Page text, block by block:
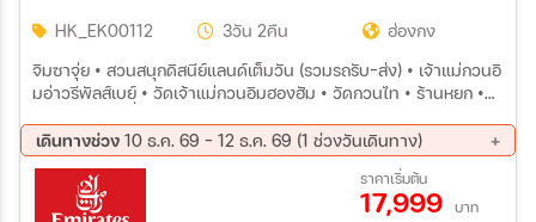
HK_EK00112 3วัน 2คืน
ฮ่องกง
จิมซาจุ่ย • สวนสนุกดิสนีย์แลนด์เต็มวัน (รวมรถรับ-ส่ง) • เจ้าแม่กวนอิ
มอ่าวรีพัลส์เบย์ • วัดเจ้าแม่กวนอิมฮองฮัม • วัดกวนไท • ร้านหยก •
เดินทางช่วง 10 ธ.ค. 69 - 12 ธ.ค. 69 (1 ช่วงวันเดินทาง)
10 ธ.ค. 69 - 12 ธ.ค. 69 ราคาเริ่มต้น
17,999 บาท